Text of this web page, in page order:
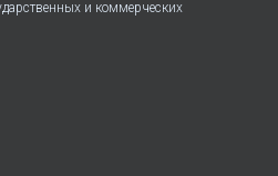
и коммерческих